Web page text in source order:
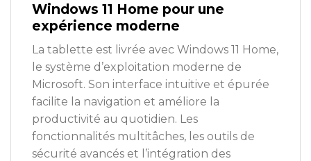
Windows 11 Home pour une
expérience moderne
La tablette est livrée avec Windows 11 Home,
le système d’exploitation moderne de
Microsoft. Son interface intuitive et épurée
facilite la navigation et améliore la
productivité au quotidien. Les
fonctionnalités multitâches, les outils de
sécurité avancés et l’intégration des